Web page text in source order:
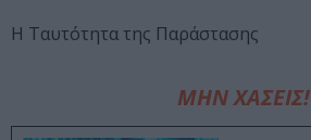
Η Ταυτότητα της Παράστασης
ΜΗΝ ΧΑΣΕΙΣ!